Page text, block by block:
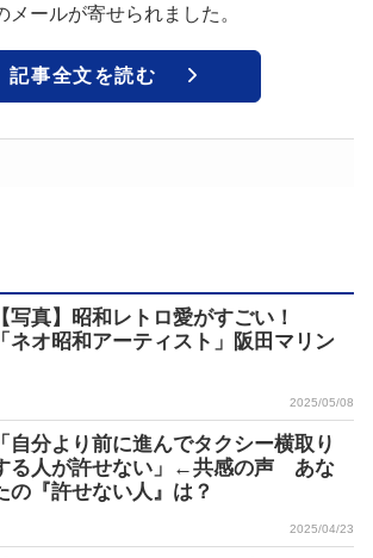
メールが寄せられました。
記事全文を読む
【写真】昭和レトロ愛がすごい！
「ネオ昭和アーティスト」阪田マリン
2025/05/08
「自分より前に進んでタクシー横取り
る人が許せない」←共感の声 あな
の『許せない人』は？
2025/04/23